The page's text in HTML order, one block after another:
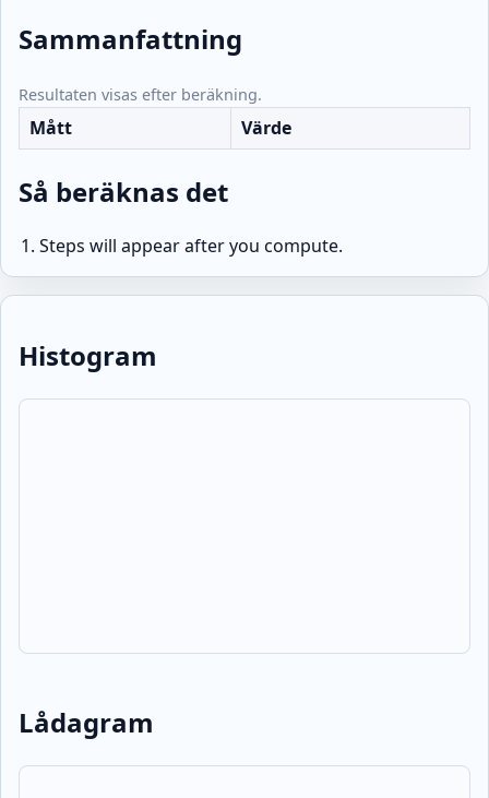
Sammanfattning
Resultaten visas efter beräkning.
Mått Värde
Så beräknas det
Steps will appear after you compute.
Histogram
Lådagram